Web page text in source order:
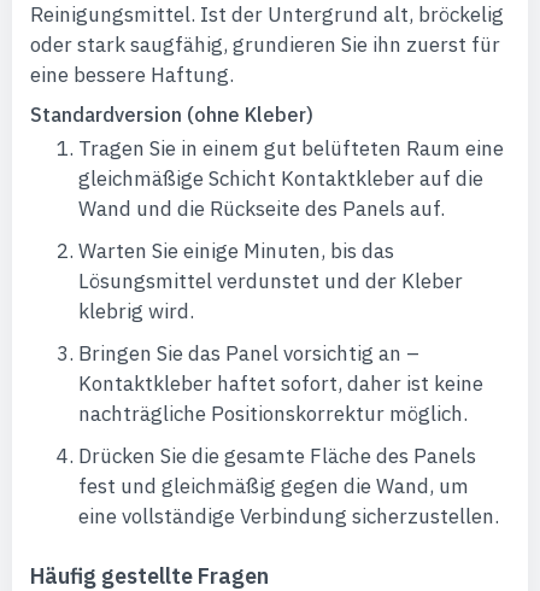
Reinigungsmittel. Ist der Untergrund alt, bröckelig
oder stark saugfähig, grundieren Sie ihn zuerst für
eine bessere Haftung.
Standardversion (ohne Kleber)
Tragen Sie in einem gut belüfteten Raum eine
gleichmäßige Schicht Kontaktkleber auf die
Wand und die Rückseite des Panels auf.
Warten Sie einige Minuten, bis das
Lösungsmittel verdunstet und der Kleber
klebrig wird.
Bringen Sie das Panel vorsichtig an –
Kontaktkleber haftet sofort, daher ist keine
nachträgliche Positionskorrektur möglich.
Drücken Sie die gesamte Fläche des Panels
fest und gleichmäßig gegen die Wand, um
eine vollständige Verbindung sicherzustellen.
Häufig gestellte Fragen